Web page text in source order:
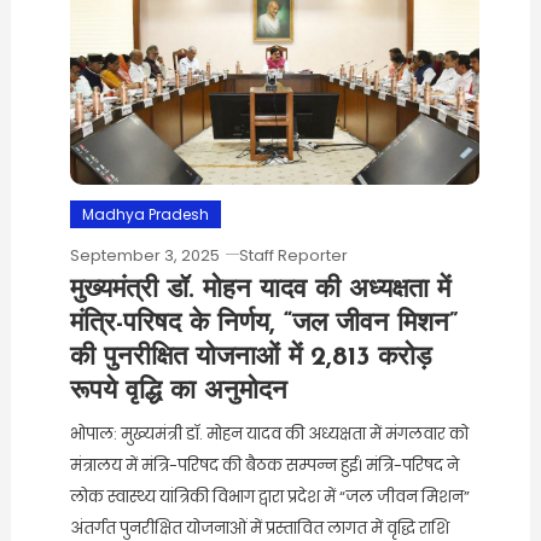
Madhya Pradesh
September 3, 2025 Staff Reporter
मुख्यमंत्री डॉ. मोहन यादव की अध्यक्षता में
मंत्रि-परिषद के निर्णय, “जल जीवन मिशन”
की पुनरीक्षित योजनाओं में 2,813 करोड़
रूपये वृद्धि का अनुमोदन
भोपाल: मुख्यमंत्री डॉ. मोहन यादव की अध्यक्षता में मंगलवार को
मंत्रालय में मंत्रि-परिषद की बैठक सम्पन्न हुई। मंत्रि-परिषद ने
लोक स्वास्थ्य यांत्रिकी विभाग द्वारा प्रदेश में “जल जीवन मिशन”
अंतर्गत पुनरीक्षित योजनाओं में प्रस्तावित लागत में वृद्धि राशि